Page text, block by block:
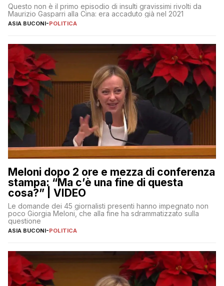
Questo non è il primo episodio di insulti gravissimi rivolti da
Maurizio Gasparri alla Cina: era accaduto già nel 2021
ASIA BUCONI-POLITICA
Meloni dopo 2 ore e mezza di conferenza
stampa: “Ma c’è una fine di questa
cosa?” | VIDEO
Le domande dei 45 giornalisti presenti hanno impegnato non
poco Giorgia Meloni, che alla fine ha sdrammatizzato sulla
questione
ASIA BUCONI-POLITICA